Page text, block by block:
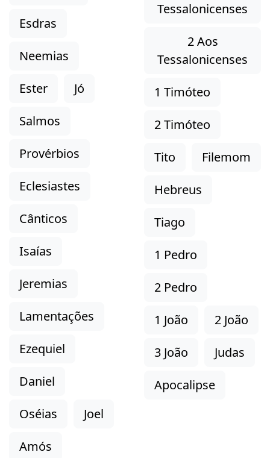
Esdras
Neemias
Ester
Jó
Salmos
Provérbios
Eclesiastes
Cânticos
Isaías
Jeremias
Lamentações
Ezequiel
Daniel
Oséias
Joel
Amós
Tessalonicenses
2 Aos
Tessalonicenses
1 Timóteo
2 Timóteo
Tito
Filemom
Hebreus
Tiago
1 Pedro
2 Pedro
1 João
2 João
3 João
Judas
Apocalipse